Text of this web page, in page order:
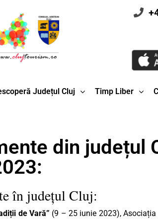
Județul Cluj Timp Liber
din județul
în județul Cluj:
de Vară” (9 – 25 iunie 2023),